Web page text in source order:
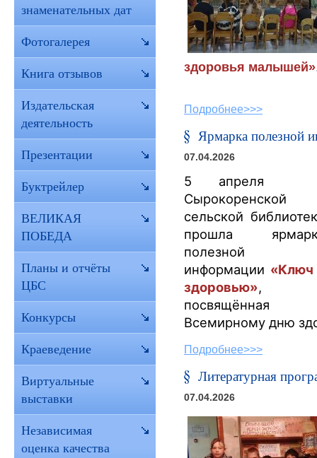
здоровья малышей»
Подробнее>>>
Ярмарка полезной
07.04.2026
5 апреля
Сырокоренской
сельской
прошла
полезной
информации «Ключ
здоровью»,
посвящённая
Всемирному дню
Подробнее>>>
Литературная
07.04.2026
знаменательных дат
Фотогалерея
Книга отзывов
Издательская
деятельность
Презентации
Буктрейлер
ВЕЛИКАЯ
ПОБЕДА
Планы и отчёты
ЦБС
Конкурсы
Краеведение
Виртуальные
выставки
Независимая
оценка качества